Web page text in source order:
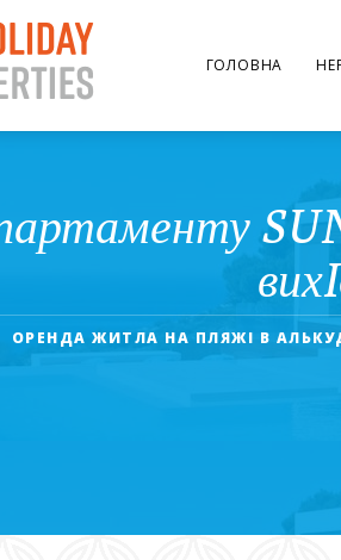
ГОЛОВНА
ОРЕНДА ЖИТЛА НА ПЛЯЖІ В